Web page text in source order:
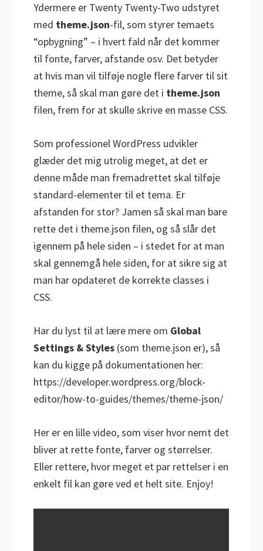
Ydermere er Twenty Twenty-Two udstyret
med theme.json-fil, som styrer temaets
“opbygning” – i hvert fald når det kommer
til fonte, farver, afstande osv. Det betyder
at hvis man vil tilføje nogle flere farver til sit
theme, så skal man gøre det i theme.json
filen, frem for at skulle skrive en masse CSS.
Som professionel WordPress udvikler
glæder det mig utrolig meget, at det er
denne måde man fremadrettet skal tilføje
standard-elementer til et tema. Er
afstanden for stor? Jamen så skal man bare
rette det i theme.json filen, og så slår det
igennem på hele siden – i stedet for at man
skal gennemgå hele siden, for at sikre sig at
man har opdateret de korrekte classes i
CSS.
Har du lyst til at lære mere om Global
Settings & Styles (som theme.json er), så
kan du kigge på dokumentationen her:
https://developer.wordpress.org/block-
editor/how-to-guides/themes/theme-json/
Her er en lille video, som viser hvor nemt det
bliver at rette fonte, farver og størrelser.
Eller rettere, hvor meget et par rettelser i en
enkelt fil kan gøre ved et helt site. Enjoy!